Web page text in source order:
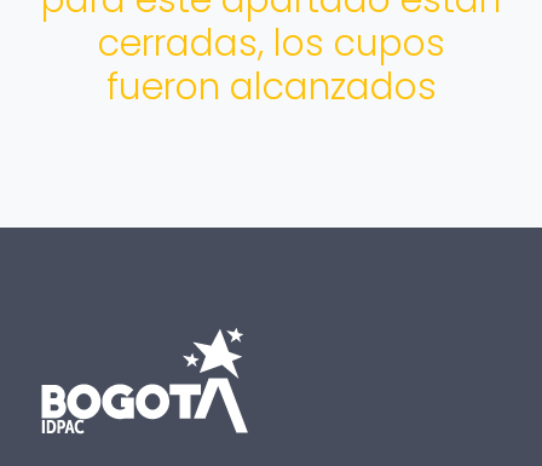
cerradas, los cupos
fueron alcanzados